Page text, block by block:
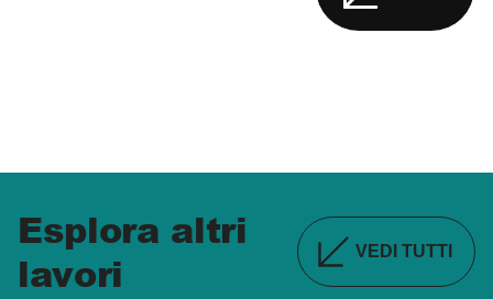
Esplora altri
lavori
VEDI TUTTI